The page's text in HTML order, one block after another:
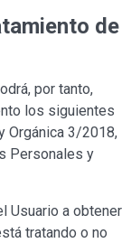
de
por tanto,
los siguientes
Orgánica 3/2018,
Personales y
Usuario a obtener
tratando o no